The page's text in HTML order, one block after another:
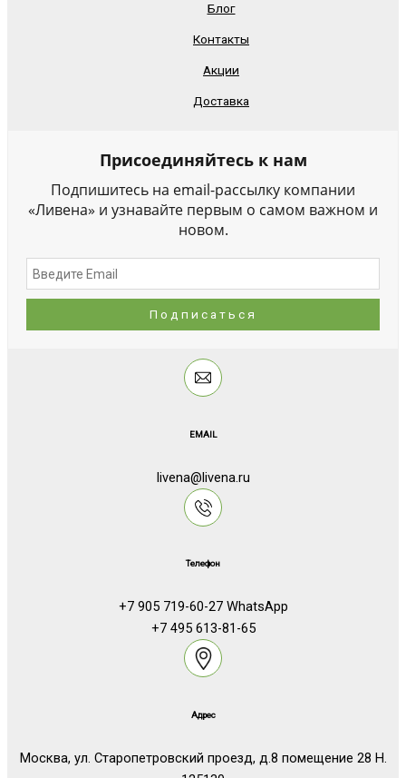
Блог
Контакты
Акции
Доставка
Присоединяйтесь к нам
Подпишитесь на email-рассылку компании
«Ливена» и узнавайте первым о самом важном и
новом.
EMAIL
livena@livena.ru
Телефон
+7 905 719-60-27 WhatsApp
+7 495 613-81-65
Адрес
Москва, ул. Старопетровский проезд, д.8 помещение 28 Н.